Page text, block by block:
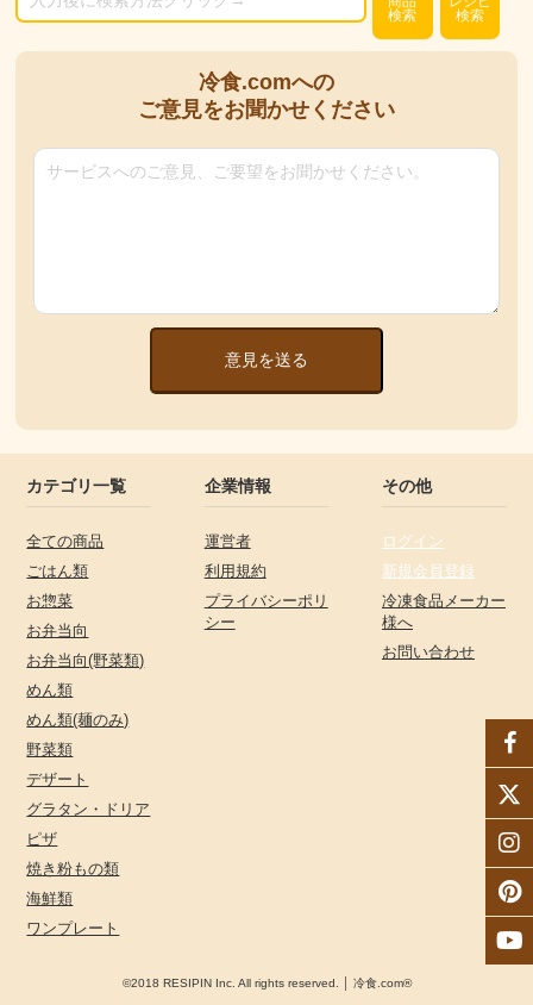
検索
検索
冷食.comへの
ご意見をお聞かせください
意見を送る
カテゴリ一覧
全ての商品
ごはん類
お惣菜
お弁当向
お弁当向(野菜類)
めん類
めん類(麺のみ)
野菜類
デザート
グラタン・ドリア
ピザ
焼き粉もの類
海鮮類
ワンプレート
企業情報
運営者
利用規約
プライバシーポリ
シー
その他
ログイン
新規会員登録
冷凍食品メーカー
様へ
お問い合わせ
©2018 RESIPIN Inc. All rights reserved. │ 冷食.com®